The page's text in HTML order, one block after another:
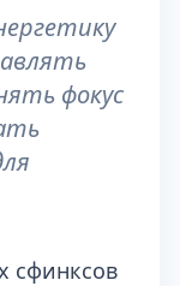
фокус
сфинксов